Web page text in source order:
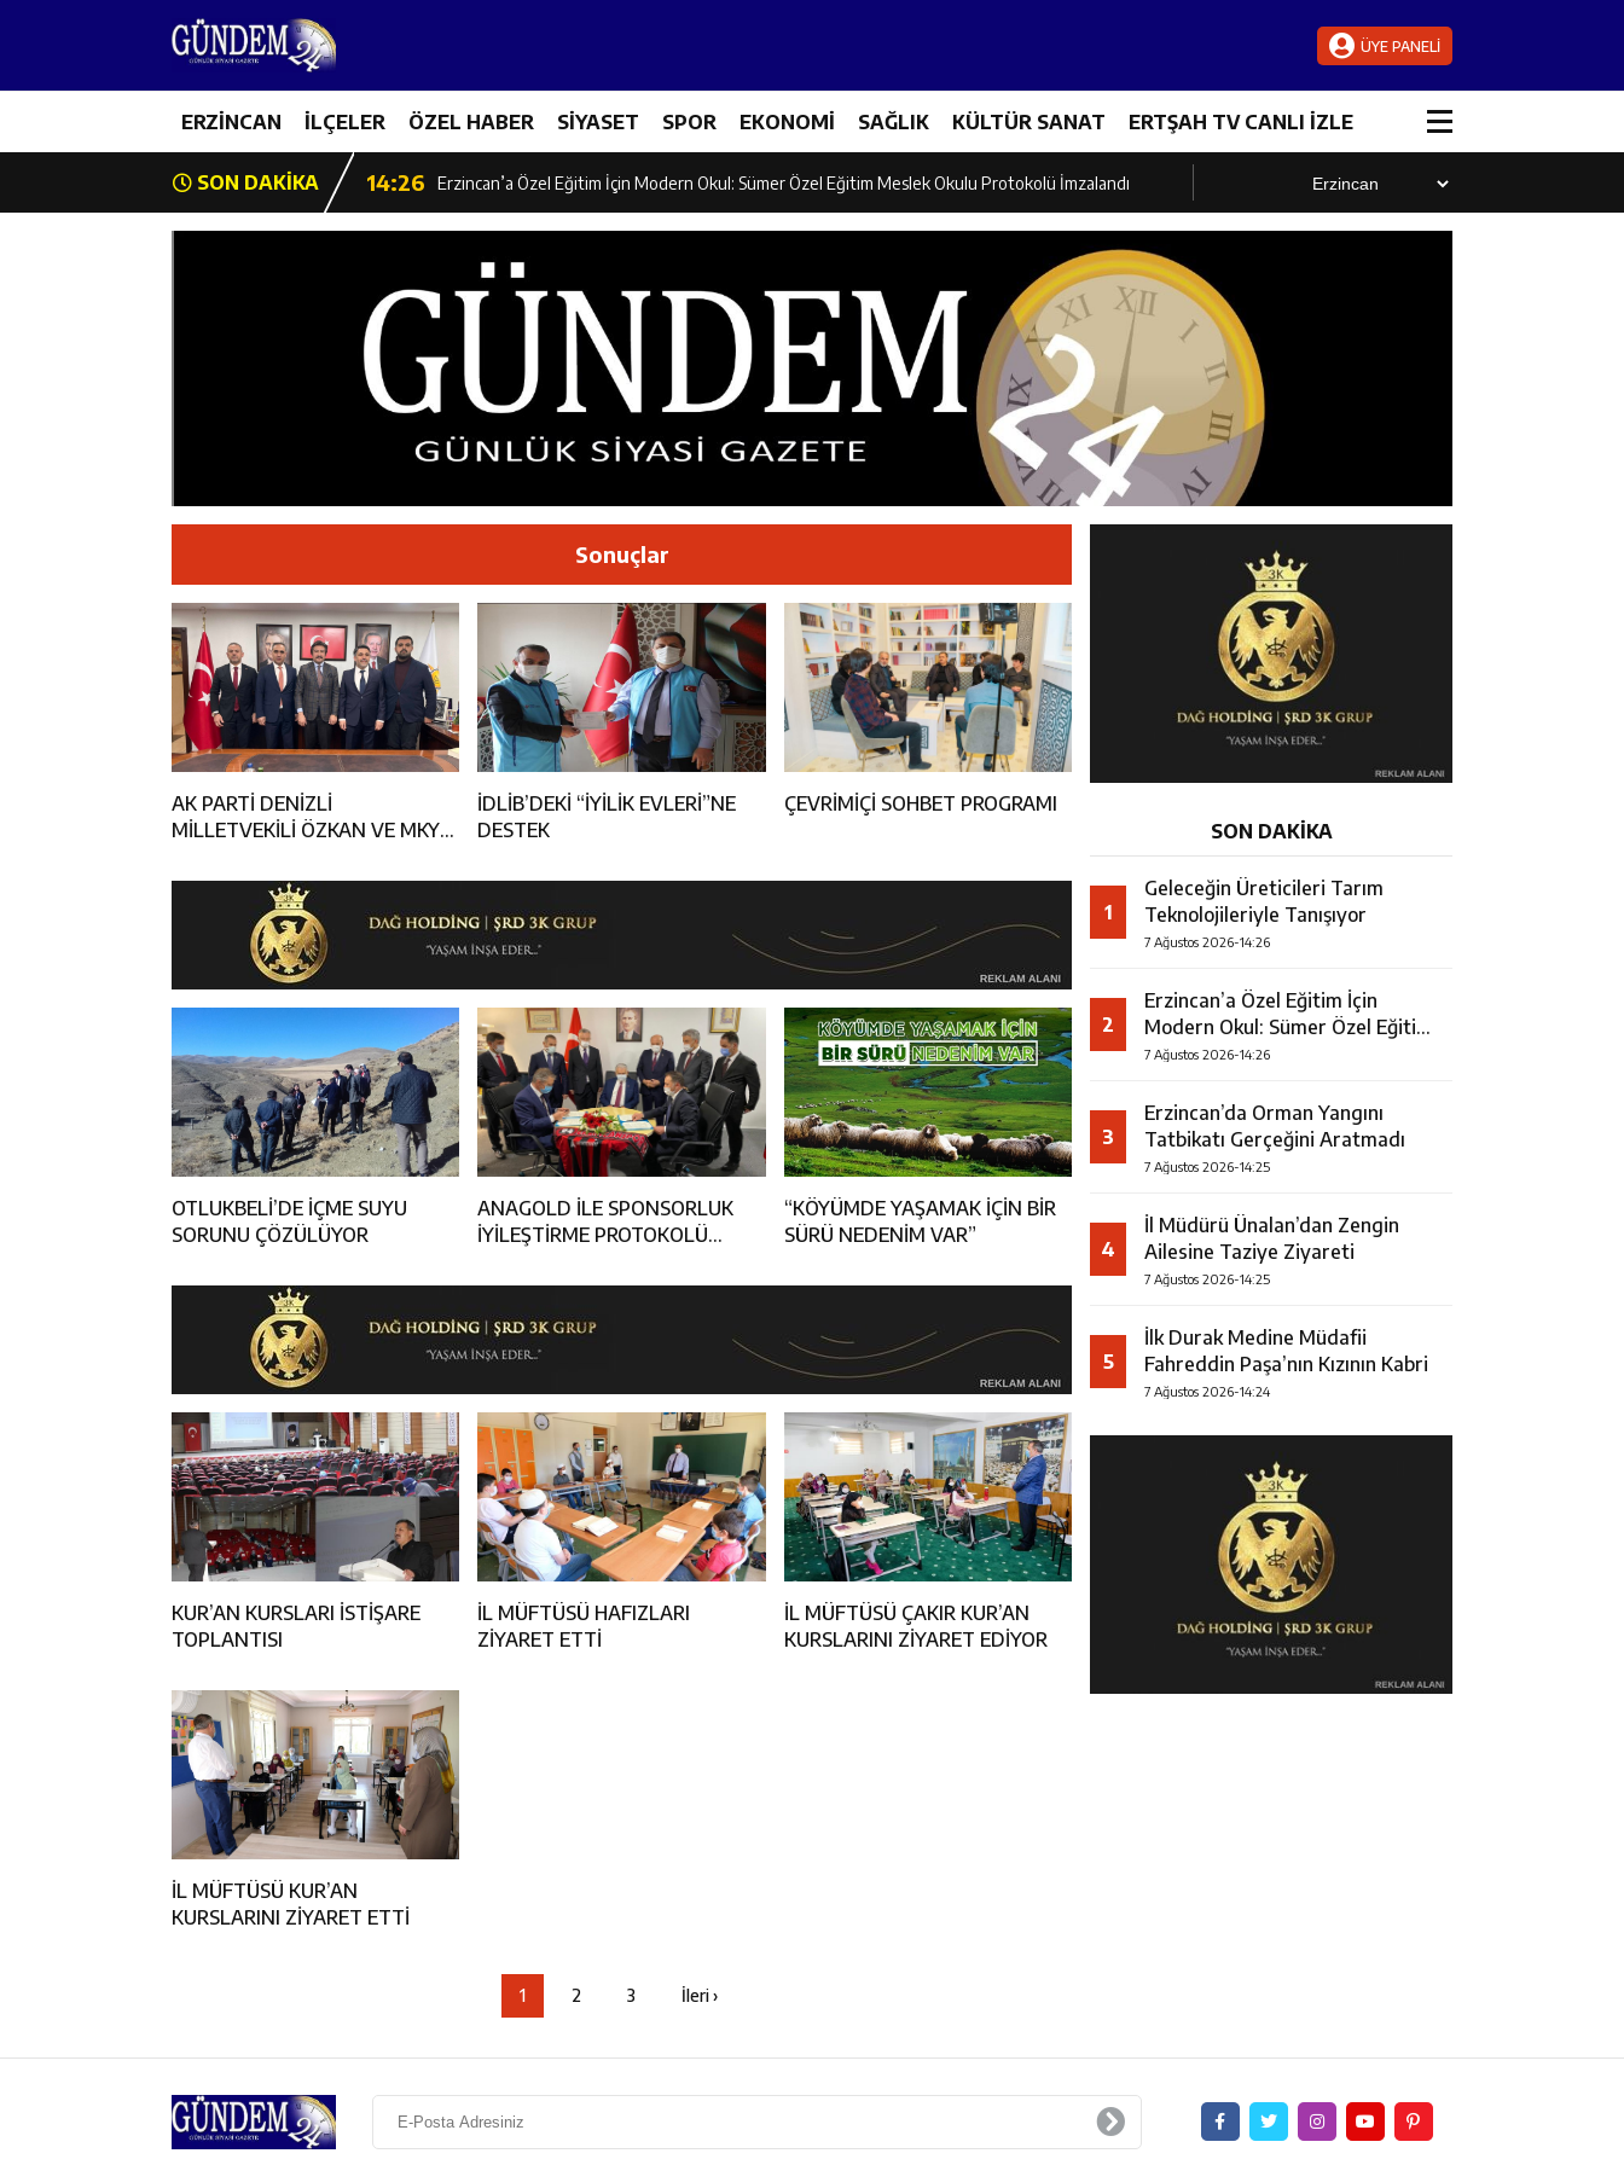
ÜYE PANELİ
ERZİNCAN İLÇELER ÖZEL HABER SİYASET SPOR EKONOMİ SAĞLIK KÜLTÜR SANAT ERTŞAH TV CANLI İZLE
SON DAKİKA
14:26 Geleceğin Üreticileri Tarım Teknolojileriyle Tanışıyor
14:26 Erzincan’a Özel Eğitim İçin Modern Okul: Sümer Özel Eğitim Meslek Okulu Protokolü İmzalandı
14:25 İl Müdürü Ünalan’dan Zengin Ailesine Taziye Ziyareti
14:24 İlk Durak Medine Müdafii Fahreddin Paşa’nın Kızının Kabri
Erzincan Aile ve Sosyal Hizmetler İl Müdürlüğünde Değerlendirme Toplantısı
Kemah Belediyesi’nden 1. Etap TOKİ Konutlarında İstişare Buluşması
14:22 30 İlde Deaş Operasyonu: 104 Şüpheli Yakalandı
14:22 Milli Badmintoncular Erzincan Ticaret Ve Sanayi Odası’nı Ziyaret Etti
14:26 Geleceğin Üreticileri Tarım Teknolojileriyle Tanışıyor
Sonuçlar
AK PARTİ DENİZLİ
MİLLETVEKİLİ ÖZKAN VE MKYK
AĞIRLANDI
İDLİB’DEKİ “İYİLİK EVLERİ”NE
DESTEK
ÇEVRİMİÇİ SOHBET PROGRAMI
OTLUKBELİ’DE İÇME SUYU
SORUNU ÇÖZÜLÜYOR
ANAGOLD İLE SPONSORLUK
İYİLEŞTİRME PROTOKOLÜ
“KÖYÜMDE YAŞAMAK İÇİN BİR
SÜRÜ NEDENİM VAR”
KUR’AN KURSLARI İSTİŞARE
TOPLANTISI
İL MÜFTÜSÜ HAFIZLARI
ZİYARET ETTİ
İL MÜFTÜSÜ ÇAKIR KUR’AN
KURSLARINI ZİYARET EDİYOR
İL MÜFTÜSÜ KUR’AN
KURSLARINI ZİYARET ETTİ
1 2 3 İleri ›
SON DAKİKA
1
Geleceğin Üreticileri Tarım
Teknolojileriyle Tanışıyor
7 Ağustos 2026-14:26
2
Erzincan’a Özel Eğitim İçin
Modern Okul: Sümer Özel Eğitim
Meslek Okulu Protokolü
7 Ağustos 2026-14:26
3
Erzincan’da Orman Yangını
Tatbikatı Gerçeğini Aratmadı
7 Ağustos 2026-14:25
4
İl Müdürü Ünalan’dan Zengin
Ailesine Taziye Ziyareti
7 Ağustos 2026-14:25
5
İlk Durak Medine Müdafii
Fahreddin Paşa’nın Kızının Kabri
7 Ağustos 2026-14:24